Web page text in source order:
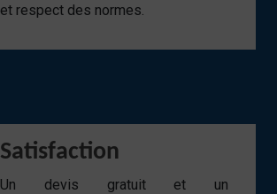
et respect des normes.
Satisfaction
Un devis gratuit et un